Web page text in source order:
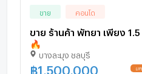
ขาย คอนโด
ขาย ร้านค้า พัทยา เพียง 1.5
🔥
บางละมุง ชลบุรี
฿1,500,000